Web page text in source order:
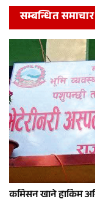
सम्बन्धित समाचार
कमिसन खाने हाकिम